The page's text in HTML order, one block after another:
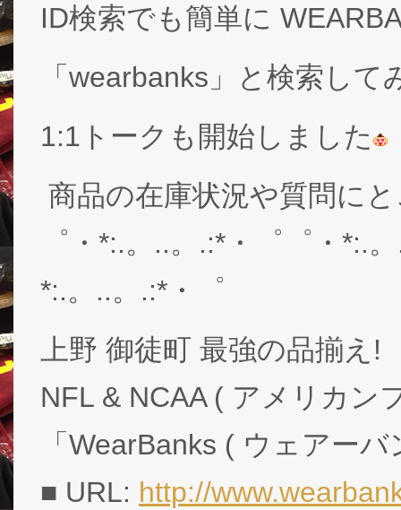
ID検索でも簡単に
「wearbanks」と検索して
1:1トークも開始しました
商品の在庫状況や質問に
゜・*:.。..。.:*・゜゜・*:.
*:.。..。.:*・゜
上野 御徒町 最強の品揃え!
NFL & NCAA ( アメリカン
「WearBanks ( ウェアー
■ URL: http://